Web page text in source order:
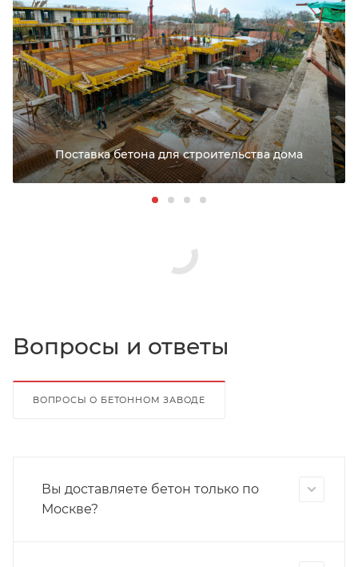
Поставка бетона для строительства дома
Вопросы и ответы
ВОПРОСЫ О БЕТОННОМ ЗАВОДЕ
Вы доставляете бетон только по
Москве?